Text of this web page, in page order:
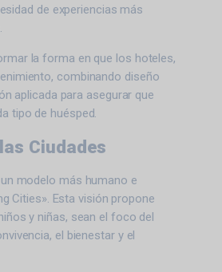
de experiencias más
la forma en que los hoteles,
combinando diseño
aplicada para asegurar que
tipo de huésped.
Ciudades
modelo más humano e
Cities». Esta visión propone
y niñas, sean el foco del
el bienestar y el